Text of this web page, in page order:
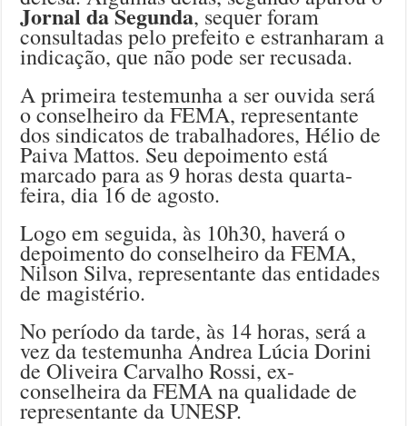
Jornal da Segunda, sequer foram
consultadas pelo prefeito e estranharam a
indicação, que não pode ser recusada.
A primeira testemunha a ser ouvida será
o conselheiro da FEMA, representante
dos sindicatos de trabalhadores, Hélio de
Paiva Mattos. Seu depoimento está
marcado para as 9 horas desta quarta-
feira, dia 16 de agosto.
Logo em seguida, às 10h30, haverá o
depoimento do conselheiro da FEMA,
Nilson Silva, representante das entidades
de magistério.
No período da tarde, às 14 horas, será a
vez da testemunha Andrea Lúcia Dorini
de Oliveira Carvalho Rossi, ex-
conselheira da FEMA na qualidade de
representante da UNESP.